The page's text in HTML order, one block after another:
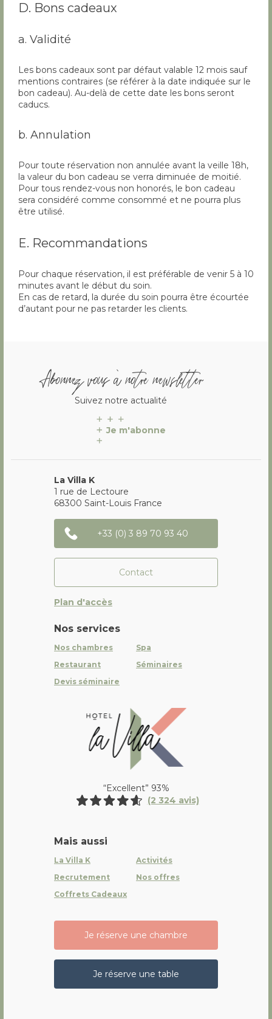
D. Bons cadeaux
a. Validité
Les bons cadeaux sont par défaut valable 12 mois sauf
mentions contraires (se référer à la date indiquée sur le
bon cadeau). Au-delà de cette date les bons seront
caducs.
b. Annulation
Pour toute réservation non annulée avant la veille 18h,
la valeur du bon cadeau se verra diminuée de moitié.
Pour tous rendez-vous non honorés, le bon cadeau
sera considéré comme consommé et ne pourra plus
être utilisé.
E. Recommandations
Pour chaque réservation, il est préférable de venir 5 à 10
minutes avant le début du soin.
En cas de retard, la durée du soin pourra être écourtée
d’autant pour ne pas retarder les clients.
Abonnez vous à notre newsletter
Suivez notre actualité
Je m'abonne
La Villa K
1 rue de Lectoure
68300 Saint-Louis France
+33 (0) 3 89 70 93 40
Contact
Plan d'accès
Nos services
Nos chambres
Spa
Restaurant
Séminaires
Devis séminaire
La Villa K Hôtel Spa Restaurant
“Excellent” 93%
(2 324 avis)
Mais aussi
La Villa K
Activités
Recrutement
Nos offres
Coffrets Cadeaux
Je réserve une chambre
Je réserve une table